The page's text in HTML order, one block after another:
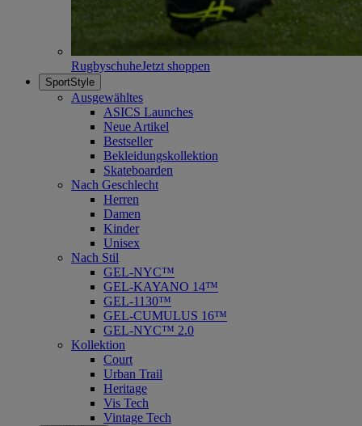
RugbyschuheJetzt shoppen
SportStyle
Ausgewähltes
ASICS Launches
Neue Artikel
Bestseller
Bekleidungskollektion
Skateboarden
Nach Geschlecht
Herren
Damen
Kinder
Unisex
Nach Stil
GEL-NYC™
GEL-KAYANO 14™
GEL-1130™
GEL-CUMULUS 16™
GEL-NYC™ 2.0
Kollektion
Court
Urban Trail
Heritage
Vis Tech
Vintage Tech